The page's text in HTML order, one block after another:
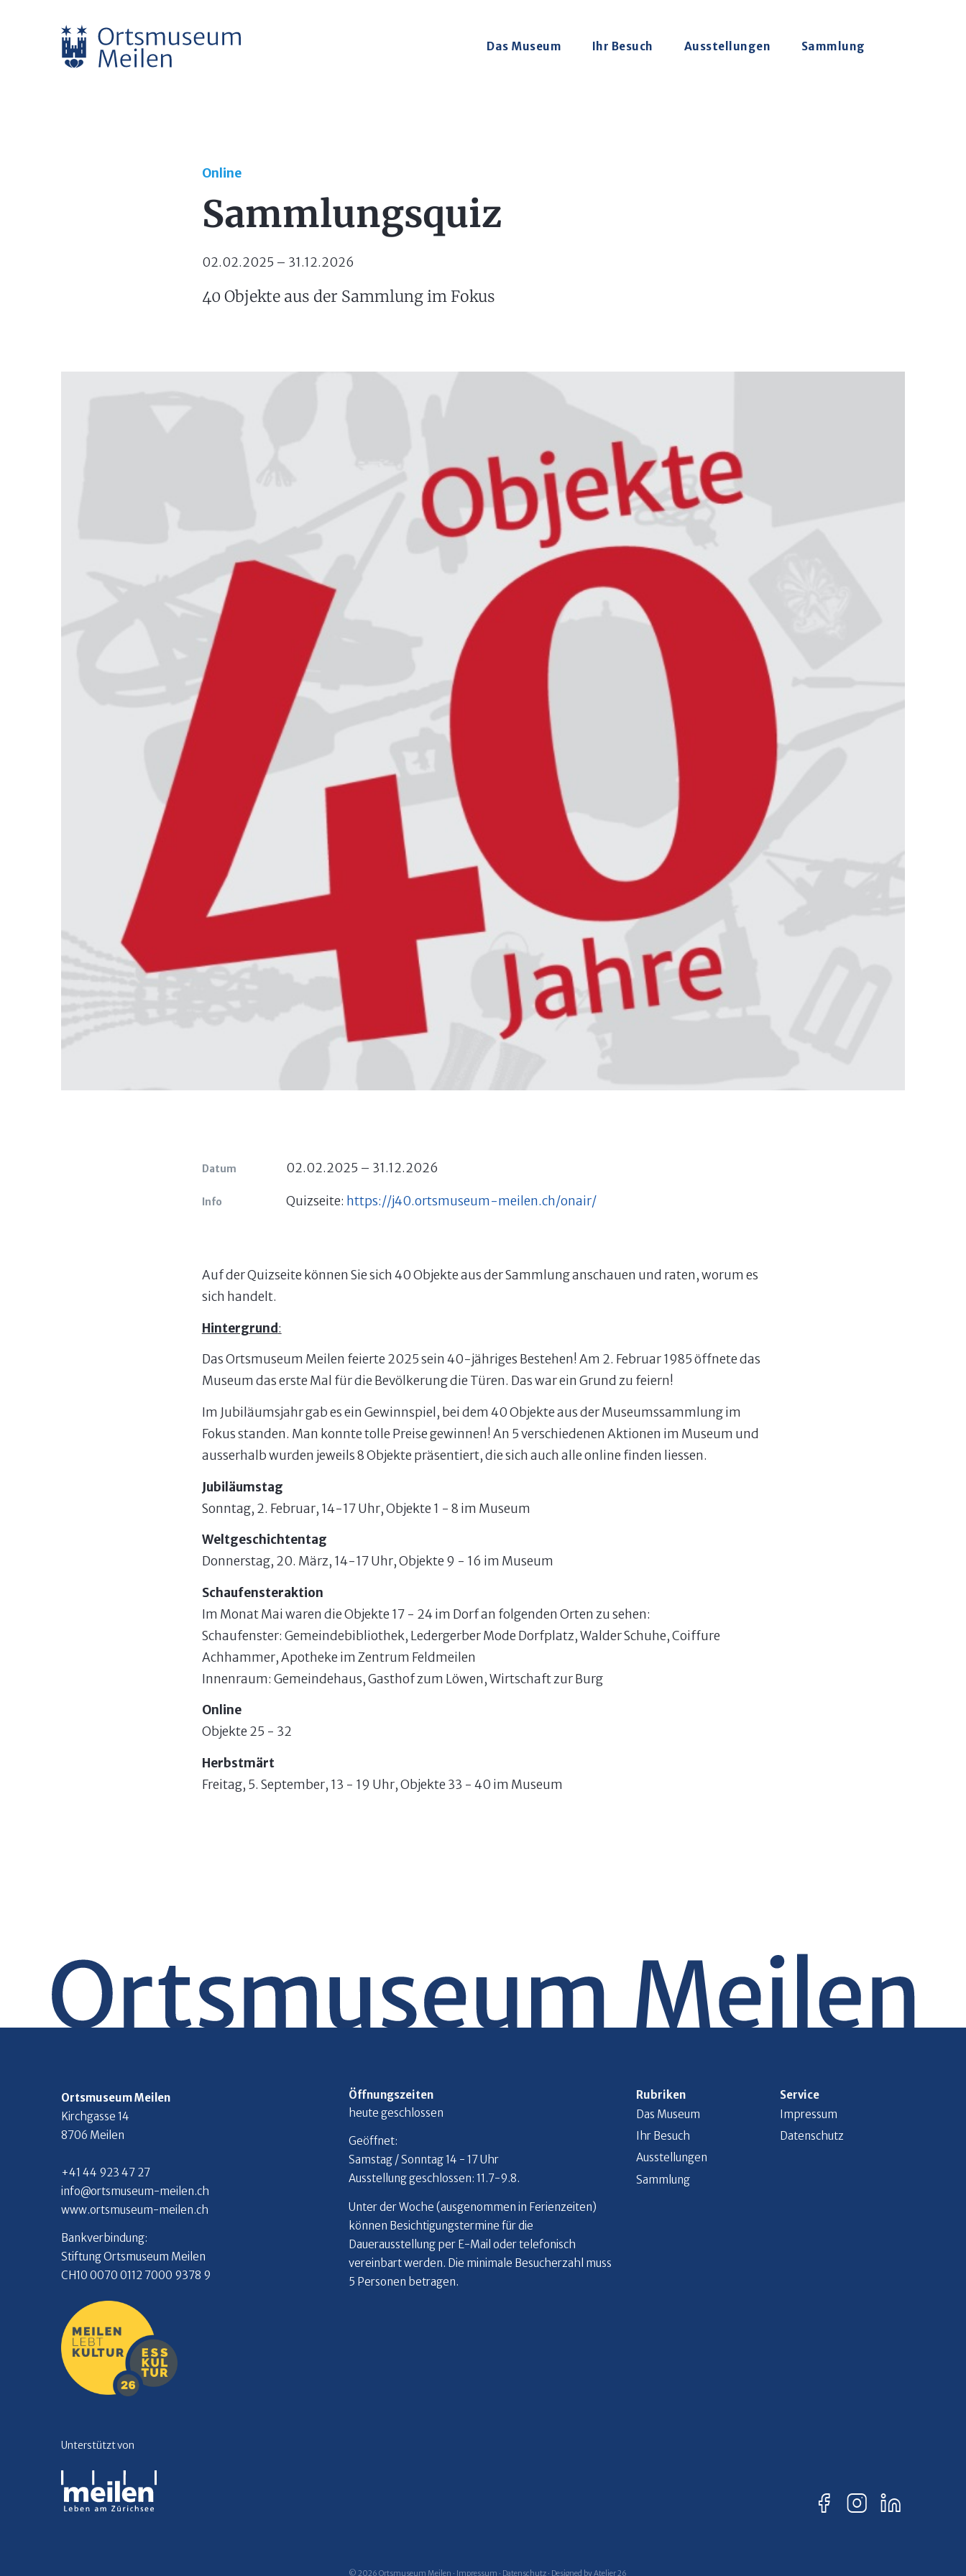
Das Museum Ihr Besuch Ausstellungen Sammlung
Online
Sammlungsquiz
02.02.2025 – 31.12.2026
40 Objekte aus der Sammlung im Fokus
Datum 02.02.2025 – 31.12.2026
Info Quizseite: https://j40.ortsmuseum-meilen.ch/onair/
Auf der Quizseite können Sie sich 40 Objekte aus der Sammlung anschauen und raten, worum es
sich handelt.
Hintergrund:
Das Ortsmuseum Meilen feierte 2025 sein 40-jähriges Bestehen! Am 2. Februar 1985 öffnete das
Museum das erste Mal für die Bevölkerung die Türen. Das war ein Grund zu feiern!
Im Jubiläumsjahr gab es ein Gewinnspiel, bei dem 40 Objekte aus der Museumssammlung im
Fokus standen. Man konnte tolle Preise gewinnen! An 5 verschiedenen Aktionen im Museum und
ausserhalb wurden jeweils 8 Objekte präsentiert, die sich auch alle online finden liessen.
Jubiläumstag
Sonntag, 2. Februar, 14-17 Uhr, Objekte 1 - 8 im Museum
Weltgeschichtentag
Donnerstag, 20. März, 14-17 Uhr, Objekte 9 - 16 im Museum
Schaufensteraktion
Im Monat Mai waren die Objekte 17 - 24 im Dorf an folgenden Orten zu sehen:
Schaufenster: Gemeindebibliothek, Ledergerber Mode Dorfplatz, Walder Schuhe, Coiffure
Achhammer, Apotheke im Zentrum Feldmeilen
Innenraum: Gemeindehaus, Gasthof zum Löwen, Wirtschaft zur Burg
Online
Objekte 25 - 32
Herbstmärt
Freitag, 5. September, 13 - 19 Uhr, Objekte 33 - 40 im Museum
Ortsmuseum Meilen
Kirchgasse 14
8706 Meilen
+41 44 923 47 27
info@ortsmuseum-meilen.ch
www.ortsmuseum-meilen.ch
Bankverbindung:
Stiftung Ortsmuseum Meilen
CH10 0070 0112 7000 9378 9
Öffnungszeiten
heute geschlossen
Geöffnet:
Samstag / Sonntag 14 - 17 Uhr
Ausstellung geschlossen: 11.7-9.8.
Unter der Woche (ausgenommen in Ferienzeiten)
können Besichtigungstermine für die
Dauerausstellung per E-Mail oder telefonisch
vereinbart werden. Die minimale Besucherzahl muss
5 Personen betragen.
Rubriken
Das Museum
Ihr Besuch
Ausstellungen
Sammlung
Service
Impressum
Datenschutz
Unterstützt von
© 2026 Ortsmuseum Meilen · Impressum · Datenschutz· Designed by Atelier 26